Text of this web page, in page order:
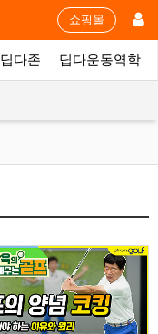
쇼핑몰
딥다존 딥다운동역학